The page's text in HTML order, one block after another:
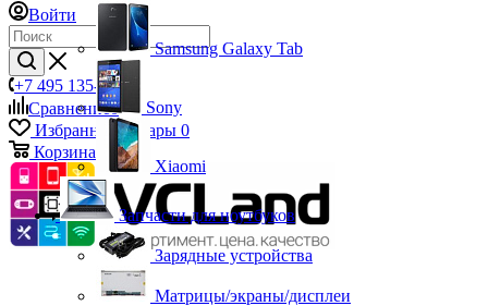
Войти
+7 495 135-39-43
Сравнение0
Избранные товары 0
Корзина
Samsung Galaxy Tab
Sony
Xiaomi
Запчасти для ноутбуков
Зарядные устройства
Матрицы/экраны/дисплеи